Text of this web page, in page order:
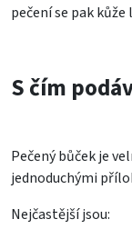
pečení se pak kůže
S čím
Pečený bůček je
jednoduchými
Nejčastější jsou: